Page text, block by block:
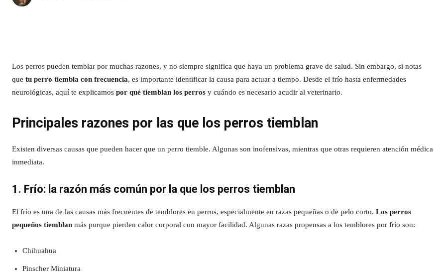
Los perros pueden temblar por muchas razones, y no siempre significa que haya un problema grave de salud. Sin embargo, si notas
que tu perro tiembla con frecuencia, es importante identificar la causa para actuar a tiempo. Desde el frío hasta enfermedades
neurológicas, aquí te explicamos por qué tiemblan los perros y cuándo es necesario acudir al veterinario.
Principales razones por las que los perros tiemblan
Existen diversas causas que pueden hacer que un perro tiemble. Algunas son inofensivas, mientras que otras requieren atención médica
inmediata.
1. Frío: la razón más común por la que los perros tiemblan
El frío es una de las causas más frecuentes de temblores en perros, especialmente en razas pequeñas o de pelo corto. Los perros
pequeños tiemblan más porque pierden calor corporal con mayor facilidad. Algunas razas propensas a los temblores por frío son:
Chihuahua
Pinscher Miniatura